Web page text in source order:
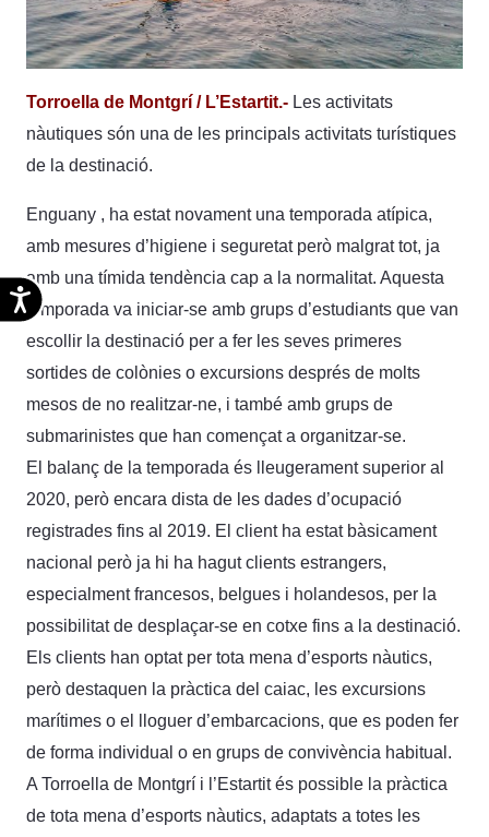
Accesibilidad
Torroella de Montgrí / L’Estartit.- Les activitats
nàutiques són una de les principals activitats turístiques
de la destinació.
Enguany , ha estat novament una temporada atípica,
amb mesures d’higiene i seguretat però malgrat tot, ja
amb una tímida tendència cap a la normalitat. Aquesta
temporada va iniciar-se amb grups d’estudiants que van
escollir la destinació per a fer les seves primeres
sortides de colònies o excursions després de molts
mesos de no realitzar-ne, i també amb grups de
submarinistes que han començat a organitzar-se.
El balanç de la temporada és lleugerament superior al
2020, però encara dista de les dades d’ocupació
registrades fins al 2019. El client ha estat bàsicament
nacional però ja hi ha hagut clients estrangers,
especialment francesos, belgues i holandesos, per la
possibilitat de desplaçar-se en cotxe fins a la destinació.
Els clients han optat per tota mena d’esports nàutics,
però destaquen la pràctica del caiac, les excursions
marítimes o el lloguer d’embarcacions, que es poden fer
de forma individual o en grups de convivència habitual.
A Torroella de Montgrí i l’Estartit és possible la pràctica
de tota mena d’esports nàutics, adaptats a totes les